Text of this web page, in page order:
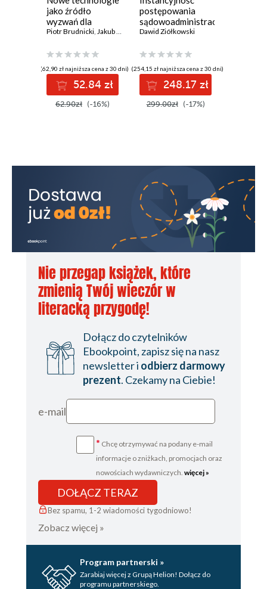
jako źródło
wyzwań dla
systemu prawa w
Piotr Brudnicki, Jakub Grygutis ,Piotr Grzebyk,Jowanka Jakubek-Lalik
(62,90 zł najniższa cena z 30 dni)
52.84 zł
62.90zł (-16%)
postępowania
sądowoadministracyjnego
w świetle
konstytucyjnego i
europejskiego
Dawid Ziółkowski
(254,15 zł najniższa cena z 30 dni)
248.17 zł
299.00zł (-17%)
Nie przegap książek, które
zmienią Twój wieczór w
literacką przygodę!
Dołącz do czytelników
Ebookpoint, zapisz się na nasz
newsletter i odbierz darmowy
prezent. Czekamy na Ciebie!
e-mail
* Chcę otrzymywać na podany e-mail
informacje o zniżkach, promocjach oraz
nowościach wydawniczych. więcej »
DOŁĄCZ TERAZ
Bez spamu, 1-2 wiadomości tygodniowo!
Zobacz więcej »
Program partnerski »
Zarabiaj więcej z Grupą Helion! Dołącz do
programu partnerskiego.